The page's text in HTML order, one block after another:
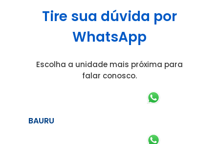
Tire sua dúvida por
WhatsApp
Escolha a unidade mais próxima para
falar conosco.
BAURU